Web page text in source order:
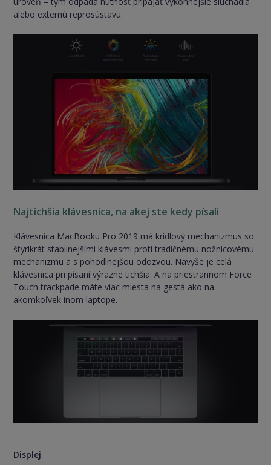
Displej
alebo externú reprosústavu.
Najtichšia klávesnica, na akej ste kedy písali
Klávesnica MacBooku Pro 2019 má krídlový mechanizmus so
štyrikrát stabilnejšími klávesmi proti tradičnému nožnicovému
mechanizmu a s pohodlnejšou odozvou. Navyše je celá
klávesnica pri písaní výrazne tichšia. A na priestrannom Force
Touch trackpade máte viac miesta na gestá ako na
akomkoľvek inom laptope.